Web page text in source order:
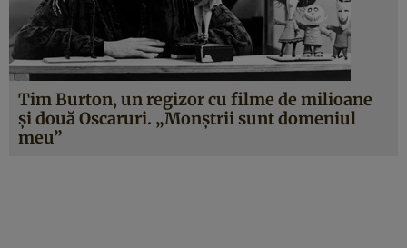
Tim Burton, un regizor cu filme de milioane
și două Oscaruri. „Monștrii sunt domeniul
meu”